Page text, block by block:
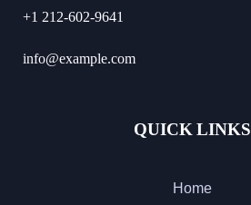
+1 212-602-9641
info@example.com
QUICK LINKS
Home